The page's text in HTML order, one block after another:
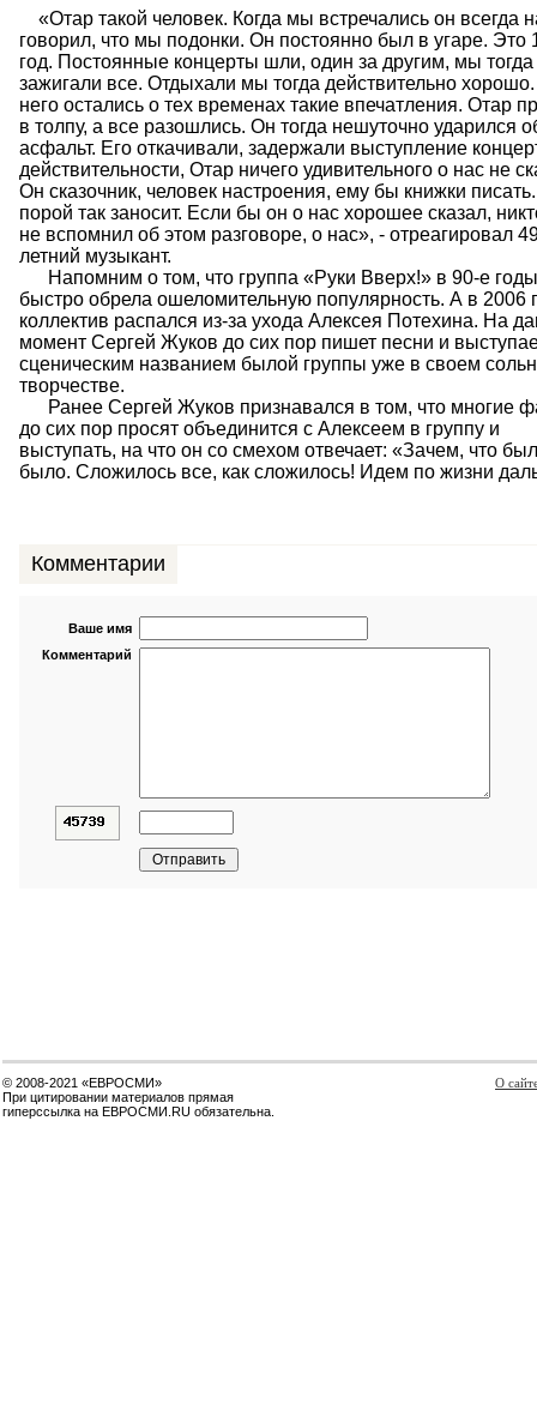
«Отар такой человек. Когда мы встречались он всегда
говорил, что мы подонки. Он постоянно был в угаре. Это
год. Постоянные концерты шли, один за другим, мы тогда
зажигали все. Отдыхали мы тогда действительно
него остались о тех временах такие впечатления. Отар
в толпу, а все разошлись. Он тогда нешуточно ударился
асфальт. Его откачивали, задержали выступление
действительности, Отар ничего удивительного о нас не
Он сказочник, человек настроения, ему бы книжки
порой так заносит. Если бы он о нас хорошее сказал,
не вспомнил об этом разговоре, о нас», - отреагировал
летний музыкант.
Напомним о том, что группа «Руки Вверх!» в 90-е
быстро обрела ошеломительную популярность. А в 2006
коллектив распался из-за ухода Алексея Потехина. На
момент Сергей Жуков до сих пор пишет песни и
сценическим названием былой группы уже в своем
творчестве.
Ранее Сергей Жуков признавался в том, что многие
до сих пор просят объединится с Алексеем в группу и
выступать, на что он со смехом отвечает: «Зачем, что
было. Сложилось все, как сложилось! Идем по жизни
Комментарии
Ваше имя
Комментарий
© 2008-2021 «ЕВРОСМИ»
При цитировании материалов прямая
гиперссылка на ЕВРОСМИ.RU обязательна.
О